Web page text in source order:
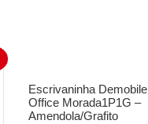
Escrivaninha Demobile
Office Morada1P1G –
Amendola/Grafito